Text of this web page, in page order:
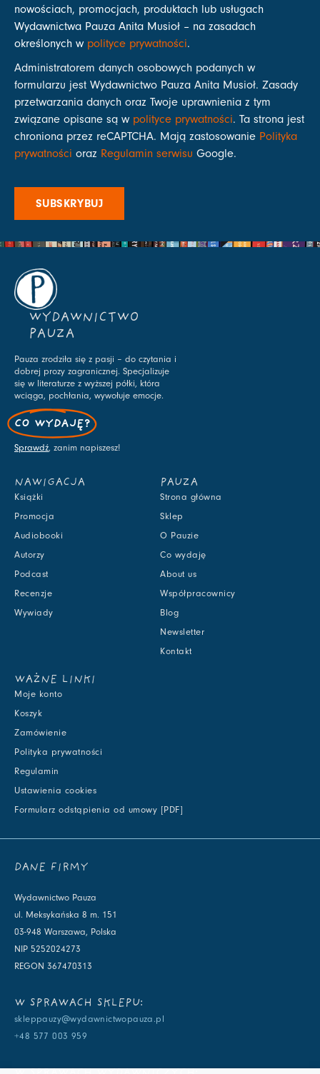
nowościach, promocjach, produktach lub usługach
Wydawnictwa Pauza Anita Musioł – na zasadach
określonych w polityce prywatności.
Administratorem danych osobowych podanych w
formularzu jest Wydawnictwo Pauza Anita Musioł. Zasady
przetwarzania danych oraz Twoje uprawnienia z tym
związane opisane są w polityce prywatności. Ta strona jest
chroniona przez reCAPTCHA. Mają zastosowanie Polityka
prywatności oraz Regulamin serwisu Google.
SUBSKRYBUJ
WYDAWNICTWO
PAUZA
Pauza zrodziła się z pasji – do czytania i
dobrej prozy zagranicznej. Specjalizuje
się w literaturze z wyższej półki, która
wciąga, pochłania, wywołuje emocje.
CO WYDAJĘ?
Sprawdź, zanim napiszesz!
NAWIGACJA
Książki
Promocja
Audiobooki
Autorzy
Podcast
Recenzje
Wywiady
PAUZA
Strona główna
Sklep
O Pauzie
Co wydaję
About us
Współpracownicy
Blog
Newsletter
Kontakt
WAŻNE LINKI
Moje konto
Koszyk
Zamówienie
Polityka prywatności
Regulamin
Ustawienia cookies
Formularz odstąpienia od umowy [PDF]
DANE FIRMY
Wydawnictwo Pauza
ul. Meksykańska 8 m. 151
03-948 Warszawa, Polska
NIP 5252024273
REGON 367470313
W SPRAWACH SKLEPU:
skleppauzy@wydawnictwopauza.pl
+48 577 003 959